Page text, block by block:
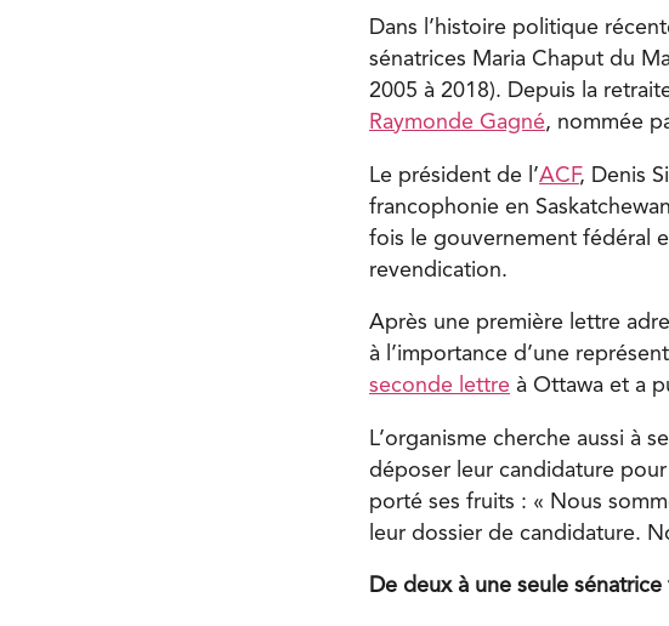
Dans l’histoire politique
sénatrices Maria Chaput du
2005 à 2018). Depuis la
Raymonde Gagné, nommée
Le président de l’ACF, Denis
francophonie en
fois le gouvernement fédéral
revendication.
Après une première lettre
à l’importance d’une
seconde lettre à Ottawa et a
L’organisme cherche aussi à
déposer leur candidature
porté ses fruits : « Nous
leur dossier de candidature.
De deux à une seule